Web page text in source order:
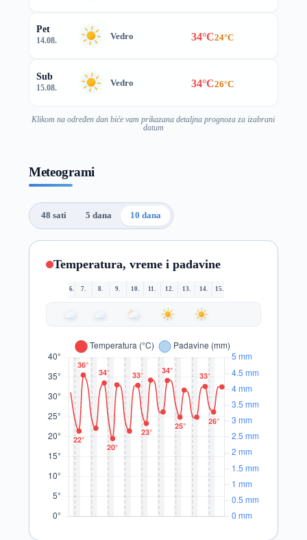
Pet
14.08. Vedro 34°C24°C
Sub
15.08. Vedro 34°C26°C
Klikom na određen dan biće vam prikazana detaljna prognoza za izabrani
datum
Meteogrami
48 sati 5 dana 10 dana
Temperatura, vreme i padavine
6. 7. 8. 9. 10. 11. 12. 13. 14. 15.